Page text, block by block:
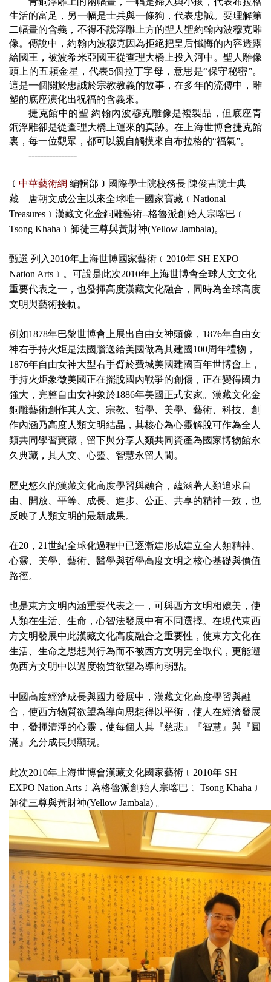
生活的富足，另一幅是士兵與一條狗，代表忠誠。要理解第
二幅畫的含義，不得不說浮雕上方的聖人聖約翰內波穆克雕
像。傳說中，約翰內波穆克因為拒絕把皇后懺悔的內容透露
給國王，被波希米亞國王從查理大橋上投入河中。聖人雕像
頭上的五顆金星，代表5個拉丁字母，意思是“保守秘密”。
這是一個關於忠誠於宗教教義的故事，在多年的流傳中，雕
塑的底座演化出祝福的含義來。
捷克館中的聖 約翰內波穆克雕像是複製品，但底座青
銅浮雕卻是從查理大橋上運來的真跡。在上海世博會捷克館
裏，每一位觀眾，都可以親自觸摸來自布拉格的“福氣”。
----------------
﹝ 中華藝術網 編輯部 ﹞ 國際學士院校務長 陳俊吉院士典
藏 唐朝文成公主以來全球唯一國家寶藏﹝ National
Treasures ﹞漢藏文化金銅雕藝術--格魯派創始人宗喀巴﹝
Tsong Khaha ﹞師徒三尊與黃財神(Yellow Jambala)。
甄選 列入 2010年上海世博國家藝術﹝ 2010年 SH EXPO
Nation Arts ﹞。可說是此次2010年上海世博會全球人文文化
重要代表之一，也發揮高度漢藏文化融合，同時為全球高度
文明與藝術接軌。
例如1878年巴黎世博會上展出自由女神頭像， 1876年自由女
神右手持火炬是法國贈送給美國做為其建國100周年禮物，
1876年自由女神大型右手臂於費城美國建國百年世博會上，
手持火炬象徵美國正在擺脫國內戰爭的創傷，正在變得國力
強大，完整自由女神象於1886年美國正式安家。漢藏文化金
銅雕藝術創作其人文 、宗教 、哲學 、美學 、藝術 、科技
創
作內涵乃高度人類文明結晶，其核心為心靈解脫可作為全人
類共同學習寶藏，留下與分享人類共同資產為國家博物館永
久典藏，其人文
心靈 、智慧永留人間。
歷史悠久的漢藏文化高度學習與融合，蘊涵著人類追求自
由、開放、平等、成長、進步、公正、共享的精神一致，也
反映了人類文明的最新成果。
在20 ， 21世紀全球化過程中已逐漸建形成建立全人類精神、
心靈、美學、藝術、醫學與哲學高度文明之核心基礎與價值
路徑。
也是東方文明內涵重要代表之一，可與西方文明相媲美，使
人類在生活、生命，心智法發展中有不同選擇。在現代東西
方文明發展中此漢藏文化高度融合之重要性，使東方文化在
生活、生命之思想與行為而不被西方文明完全取代，更能避
免西方文明中以過度物質欲望為導向弱點。
中國高度經濟成長與國力發展中，漢藏文化高度學習與融
合，使西方物質欲望為導向思想得以平衡，使人在經濟發展
中，發揮清淨的心靈，使每個人其『慈悲』『智慧』與『圓
滿』充分成長與顯現。
此次2010年上海世博會漢藏文化國家藝術﹝ 2010年 SH
EXPO Nation Arts ﹞為格魯派創始人宗喀巴﹝ Tsong Khaha ﹞
師徒三尊與黃財神(Yellow Jambala) 。